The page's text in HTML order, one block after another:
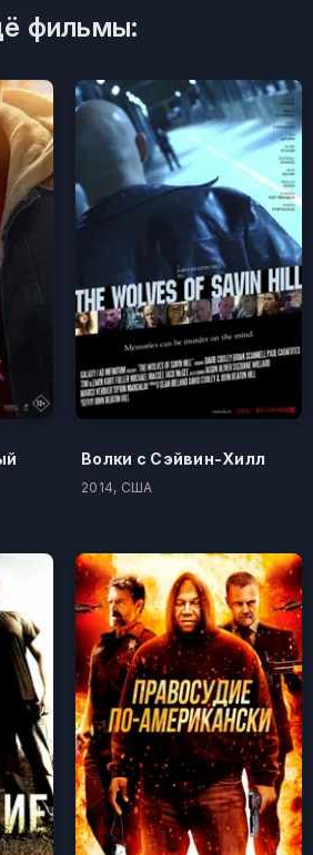
фильмы:
Волки с Сэйвин-Хилл
2014, США